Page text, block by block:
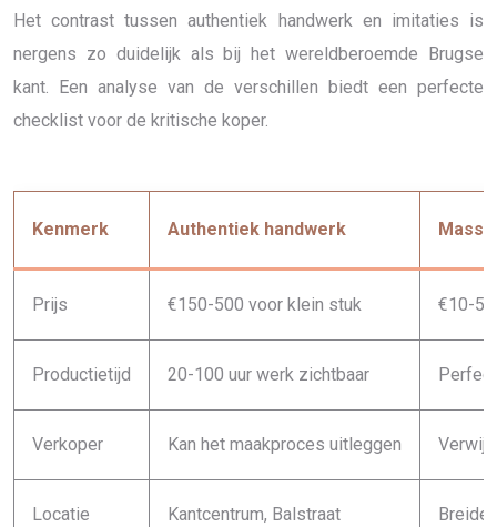
Het contrast tussen authentiek handwerk en imitaties is
nergens zo duidelijk als bij het wereldberoemde Brugse
kant. Een analyse van de verschillen biedt een perfecte
checklist voor de kritische koper.
Kenmerk Authentiek handwerk
Prijs €150-500 voor klein stuk €10-50
Productietijd 20-100 uur werk zichtbaar
Verkoper Kan het maakproces uitleggen
Locatie Kantcentrum, Balstraat